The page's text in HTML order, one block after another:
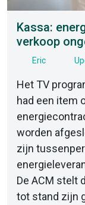
Kassa:
verkoop
Eric
Het TV
had een item
worden
zijn
De ACM stelt
tot stand zijn